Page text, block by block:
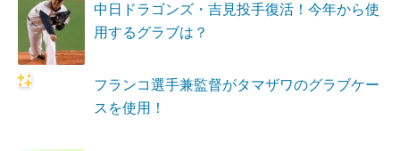
中日ドラゴンズ・吉見投手復活！今年から使
用するグラブは？
フランコ選手兼監督がタマザワのグラブケー
スを使用！